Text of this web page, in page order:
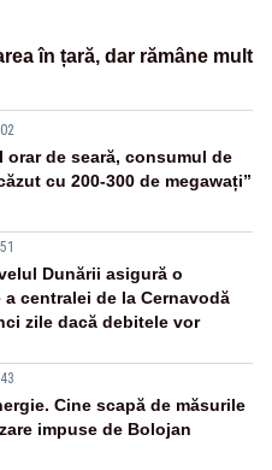
în țară, dar rămâne mult
orar de seară, consumul de
cu 200-300 de megawați”
Dunării asigură o
centralei de la Cernavodă
zile dacă debitele vor
Cine scapă de măsurile
impuse de Bolojan